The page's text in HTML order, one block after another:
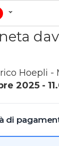
Hoepli -
2025 -
di